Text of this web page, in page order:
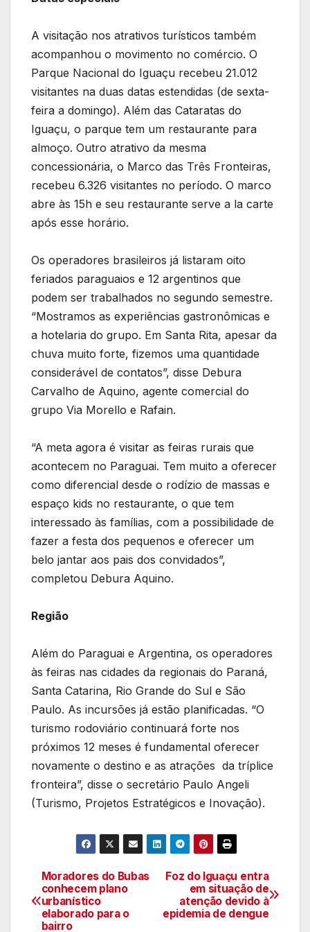
A visitação nos atrativos turísticos também
acompanhou o movimento no comércio. O
Parque Nacional do Iguaçu recebeu 21.012
visitantes na duas datas estendidas (de sexta-
feira a domingo). Além das Cataratas do
Iguaçu, o parque tem um restaurante para
almoço. Outro atrativo da mesma
concessionária, o Marco das Três Fronteiras,
recebeu 6.326 visitantes no período. O marco
abre às 15h e seu restaurante serve a la carte
após esse horário.
Os operadores brasileiros já listaram oito
feriados paraguaios e 12 argentinos que
podem ser trabalhados no segundo semestre.
“Mostramos as experiências gastronômicas e
a hotelaria do grupo. Em Santa Rita, apesar da
chuva muito forte, fizemos uma quantidade
considerável de contatos”, disse Debura
Carvalho de Aquino, agente comercial do
grupo Via Morello e Rafain.
“A meta agora é visitar as feiras rurais que
acontecem no Paraguai. Tem muito a oferecer
como diferencial desde o rodízio de massas e
espaço kids no restaurante, o que tem
interessado às famílias, com a possibilidade de
fazer a festa dos pequenos e oferecer um
belo jantar aos pais dos convidados”,
completou Debura Aquino.
Região
Além do Paraguai e Argentina, os operadores
às feiras nas cidades da regionais do Paraná,
Santa Catarina, Rio Grande do Sul e São
Paulo. As incursões já estão planificadas. “O
turismo rodoviário continuará forte nos
próximos 12 meses é fundamental oferecer
novamente o destino e as atrações da tríplice
fronteira”, disse o secretário Paulo Angeli
(Turismo, Projetos Estratégicos e Inovação).
Navegação
de
Foz do Iguaçu entra
em situação de
atenção devido à
epidemia de dengue
Moradores do Bubas
conhecem plano
urbanístico
elaborado para o
bairro